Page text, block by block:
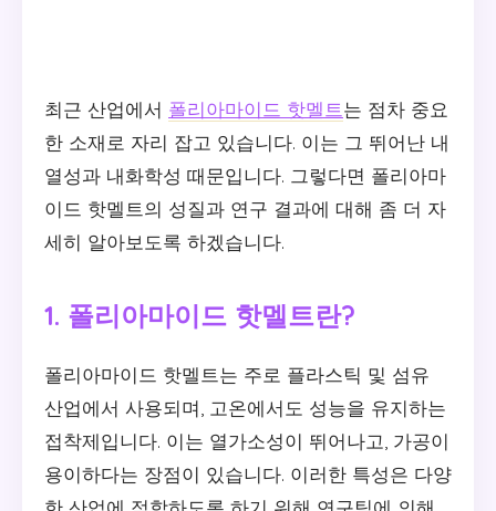
최근 산업에서 폴리아마이드 핫멜트는 점차 중요
한 소재로 자리 잡고 있습니다. 이는 그 뛰어난 내
열성과 내화학성 때문입니다. 그렇다면 폴리아마
이드 핫멜트의 성질과 연구 결과에 대해 좀 더 자
세히 알아보도록 하겠습니다.
1. 폴리아마이드 핫멜트란?
폴리아마이드 핫멜트는 주로 플라스틱 및 섬유
산업에서 사용되며, 고온에서도 성능을 유지하는
접착제입니다. 이는 열가소성이 뛰어나고, 가공이
용이하다는 장점이 있습니다. 이러한 특성은 다양